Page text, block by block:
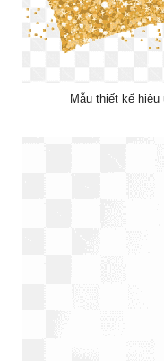
Mẫu thiết kế